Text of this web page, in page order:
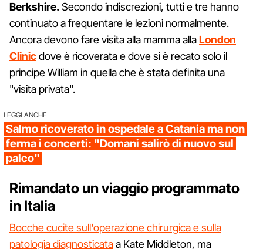
Berkshire.Secondo indiscrezioni, tutti e tre hanno
continuato a frequentare le lezioni normalmente.
Ancora devono fare visita alla mamma allaLondon
Clinicdove è ricoverata e dove si è recato solo il
principe William in quella che è stata definita una
"visita privata".
LEGGI ANCHE
Salmo ricoverato in ospedale a Catania ma non
ferma i concerti: "Domani salirò di nuovo sul
palco"
Rimandato un viaggio programmato
in Italia
Bocche cucite sull'operazione chirurgica e sulla
patologia diagnosticataa Kate Middleton, ma